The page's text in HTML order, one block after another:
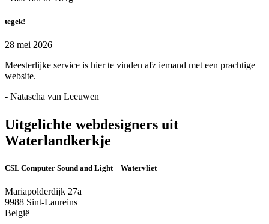
tegek!
28 mei 2026
Meesterlijke service is hier te vinden afz iemand met een prachtige
website.
- Natascha van Leeuwen
Uitgelichte webdesigners uit
Waterlandkerkje
CSL Computer Sound and Light – Watervliet
Mariapolderdijk 27a
9988 Sint-Laureins
België